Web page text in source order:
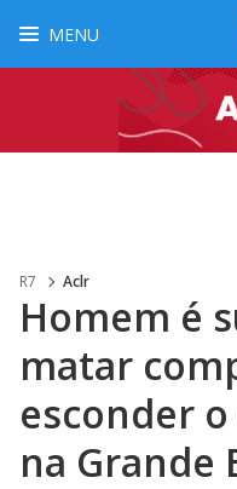
MENU
R7 Aclr
Homem é
matar
esconder
na Grande